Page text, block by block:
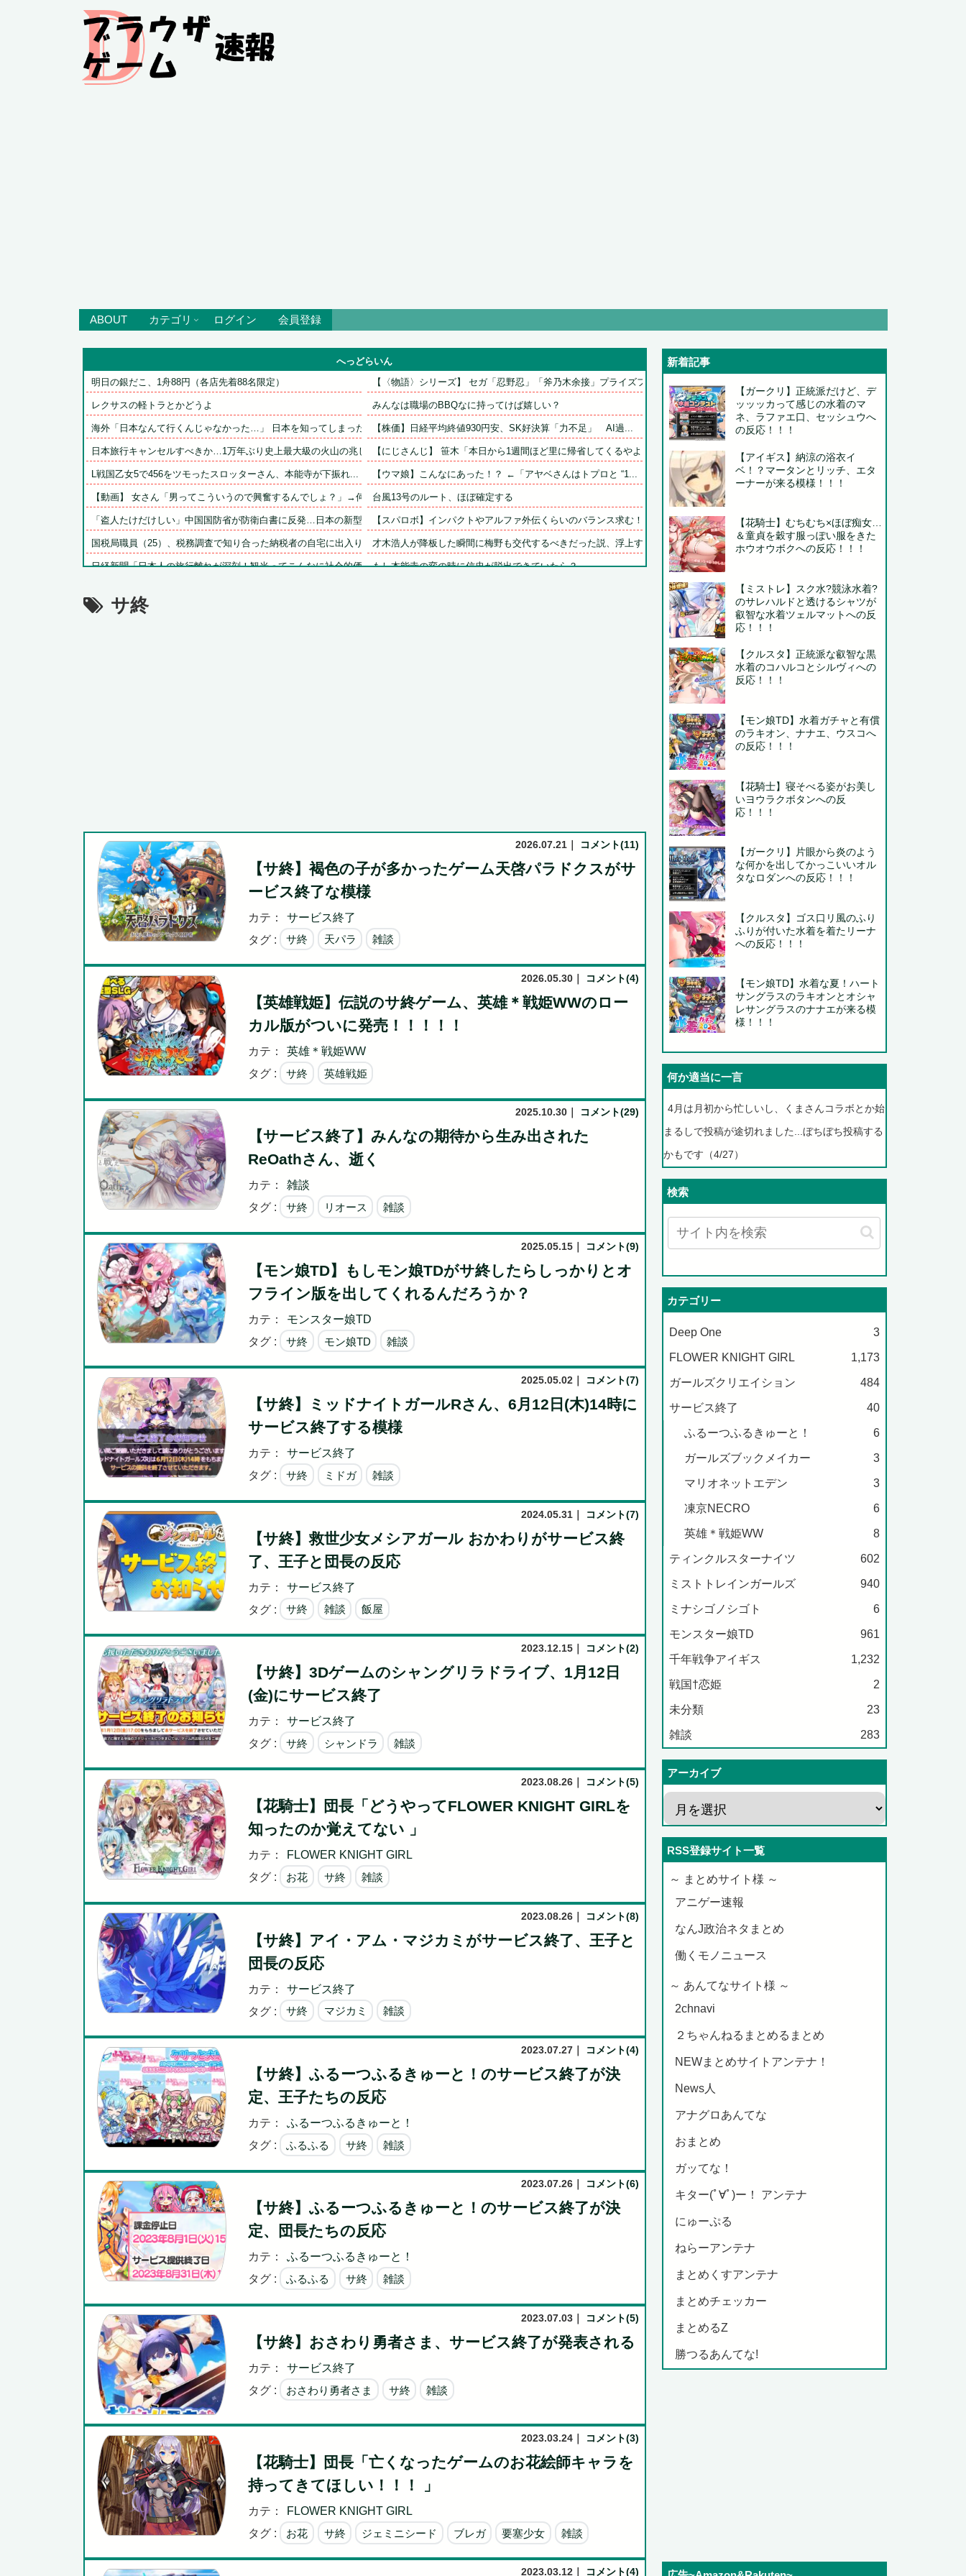
ABOUT カテゴリ ログイン 会員登録
へっどらいん
明日の銀だこ、1舟88円（各店先着88名限定）
レクサスの軽トラとかどうよ
海外「日本なんて行くんじゃなかった…」 日本を知ってしまった...
日本旅行キャンセルすべきか…1万年ぶり史上最大級の火山の兆し...
L戦国乙女5で456をツモったスロッターさん、本能寺が下振れ...
【動画】 女さん「男ってこういうので興奮するんでしょ？」→何...
「盗人たけだけしい」中国国防省が防衛白書に反発…日本の新型軍...
国税局職員（25）、税務調査で知り合った納税者の自宅に出入り...
日経新聞「日本人の旅行離れが深刻！観光ってこんなに社会的価値...
【8月LOH】スピ3は切れ者不要という結論に達した
【〈物語〉シリーズ】 セガ「忍野忍」「斧乃木余接」プライズフ...
みんなは職場のBBQなに持ってけば嬉しい？
【株価】日経平均終値930円安、SK好決算「力不足」　AI過...
【にじさんじ】 笹木「本日から1週間ほど里に帰省してくるやよ...
【ウマ娘】こんなにあった！？ ←「アヤベさんはトプロと “1...
台風13号のルート、ほぼ確定する
【スパロボ】インパクトやアルファ外伝くらいのバランス求む！！...
才木浩人が降板した瞬間に梅野も交代するべきだった説、浮上する
もし本能寺の変の時に信忠が脱出できていたら？
サ終
2026.07.21｜ コメント(11)
【サ終】褐色の子が多かったゲーム天啓パラドクスがサ
ービス終了な模様
カテ：
サービス終了
タグ :
サ終 天パラ 雑談
2026.05.30｜ コメント(4)
【英雄戦姫】伝説のサ終ゲーム、英雄＊戦姫WWのロー
カル版がついに発売！！！！！
カテ：
英雄＊戦姫WW
タグ :
サ終 英雄戦姫
2025.10.30｜ コメント(29)
【サービス終了】みんなの期待から生み出された
ReOathさん、逝く
カテ：
雑談
タグ :
サ終 リオース 雑談
2025.05.15｜ コメント(9)
【モン娘TD】もしモン娘TDがサ終したらしっかりとオ
フライン版を出してくれるんだろうか？
カテ：
モンスター娘TD
タグ :
サ終 モン娘TD 雑談
2025.05.02｜ コメント(7)
【サ終】ミッドナイトガールRさん、6月12日(木)14時に
サービス終了する模様
カテ：
サービス終了
タグ :
サ終 ミドガ 雑談
2024.05.31｜ コメント(7)
【サ終】救世少女メシアガール おかわりがサービス終
了、王子と団長の反応
カテ：
サービス終了
タグ :
サ終 雑談 飯屋
2023.12.15｜ コメント(2)
【サ終】3Dゲームのシャングリラドライブ、1月12日
(金)にサービス終了
カテ：
サービス終了
タグ :
サ終 シャンドラ 雑談
2023.08.26｜ コメント(5)
【花騎士】団長「どうやってFLOWER KNIGHT GIRLを
知ったのか覚えてない 」
カテ：
FLOWER KNIGHT GIRL
タグ :
お花 サ終 雑談
2023.08.26｜ コメント(8)
【サ終】アイ・アム・マジカミがサービス終了、王子と
団長の反応
カテ：
サービス終了
タグ :
サ終 マジカミ 雑談
2023.07.27｜ コメント(4)
【サ終】ふるーつふるきゅーと！のサービス終了が決
定、王子たちの反応
カテ：
ふるーつふるきゅーと！
タグ :
ふるふる サ終 雑談
2023.07.26｜ コメント(6)
【サ終】ふるーつふるきゅーと！のサービス終了が決
定、団長たちの反応
カテ：
ふるーつふるきゅーと！
タグ :
ふるふる サ終 雑談
2023.07.03｜ コメント(5)
【サ終】おさわり勇者さま、サービス終了が発表される
カテ：
サービス終了
タグ :
おさわり勇者さま サ終 雑談
2023.03.24｜ コメント(3)
【花騎士】団長「亡くなったゲームのお花絵師キャラを
持ってきてほしい！！！ 」
カテ：
FLOWER KNIGHT GIRL
タグ :
お花 サ終 ジェミニシード ブレガ 要塞少女 雑談
2023.03.12｜ コメント(4)
新着記事
【ガークリ】正統派だけど、デ
ッッッカって感じの水着のマ
ネ、ラファエ口、セッシュウへ
の反応！！！
【アイギス】納涼の浴衣イ
ベ！？マータンとリッチ、エタ
ーナーが来る模様！！！
【花騎士】むちむち×ほぼ痴女…
＆童貞を穀す服っぽい服をきた
ホウオウボクへの反応！！！
【ミストレ】スク水?競泳水着?
のサレハルドと透けるシャツが
叡智な水着ツェルマットへの反
応！！！
【クルスタ】正統派な叡智な黒
水着のコハルコとシルヴィへの
反応！！！
【モン娘TD】水着ガチャと有償
のラキオン、ナナエ、ウスコへ
の反応！！！
【花騎士】寝そべる姿がお美し
いヨウラクボタンへの反
応！！！
【ガークリ】片眼から炎のよう
な何かを出してかっこいいオル
タなロダンへの反応！！！
【クルスタ】ゴス口リ風のふり
ふりが付いた水着を着たリーナ
への反応！！！
【モン娘TD】水着な夏！ハート
サングラスのラキオンとオシャ
レサングラスのナナエが来る模
様！！！
何か適当に一言
4月は月初から忙しいし、くまさんコラボとか始
まるしで投稿が途切れました...ぼちぼち投稿する
かもです（4/27）
検索
カテゴリー
Deep One 3
FLOWER KNIGHT GIRL 1,173
ガールズクリエイション 484
サービス終了 40
ふるーつふるきゅーと！ 6
ガールズブックメイカー 3
マリオネットエデン 3
凍京NECRO 6
英雄＊戦姫WW 8
ティンクルスターナイツ 602
ミストトレインガールズ 940
ミナシゴノシゴト 6
モンスター娘TD 961
千年戦争アイギス 1,232
戦国†恋姫 2
未分類 23
雑談 283
アーカイブ
RSS登録サイト一覧
～ まとめサイト様 ～
アニゲー速報
なんJ政治ネタまとめ
働くモノニュース
～ あんてなサイト様 ～
2chnavi
２ちゃんねるまとめるまとめ
NEWまとめサイトアンテナ！
News人
アナグロあんてな
おまとめ
ガッてな！
キター(ﾟ∀ﾟ)ー！ アンテナ
にゅーぷる
ねらーアンテナ
まとめくすアンテナ
まとめチェッカー
まとめるZ
勝つるあんてな!